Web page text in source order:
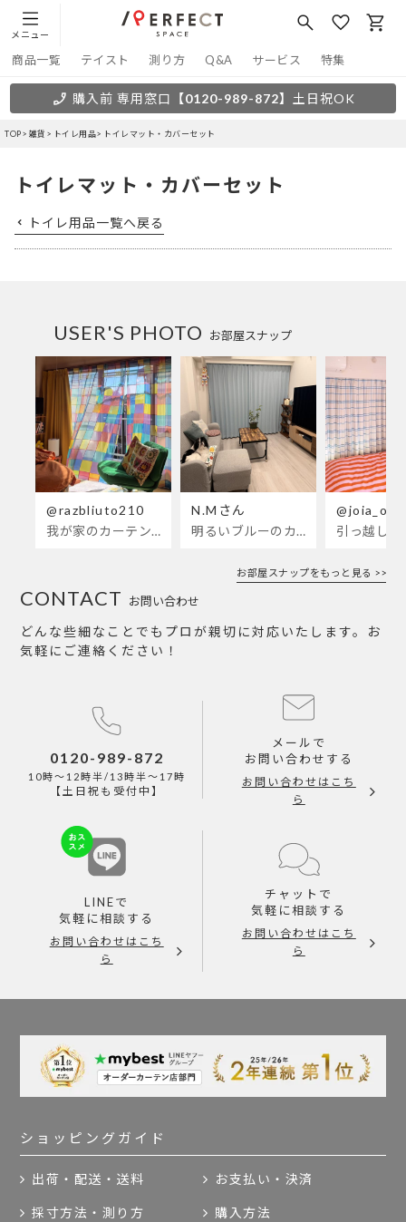
メニュー
商品一覧 テイスト 測り方 Q&A サービス 特集
購入前 専用窓口 【0120-989-872】 土日祝OK
TOP 雑貨 トイレ用品 トイレマット・カバーセット
トイレマット・カバーセット
トイレ用品一覧へ戻る
お部屋スナップ
USER'S PHOTO
@razbliuto210
我が家のカーテンが新しくなりました🌼早起きが超絶苦手な私が、思わず朝カーテンを開けて光合成するようになったステンドグラスカーテン…！
N.Mさん
明るいブルーのカーテンで、部屋全体が明るく。白を基調とした部屋にぴったりです。
お部屋スナップをもっと見る >>
お問い合わせ
CONTACT
どんな些細なことでもプロが親切に対応いたします。お
気軽にご連絡ください！
0120-989-872
10時～12時半/13時半～17時
【土日祝も受付中】
メールで
お問い合わせする
お問い合わせはこち
ら
LINEで
気軽に相談する
お問い合わせはこち
ら
チャットで
気軽に相談する
お問い合わせはこち
ら
ショッピングガイド
出荷・配送・送料 お支払い・決済
採寸方法・測り方 購入方法